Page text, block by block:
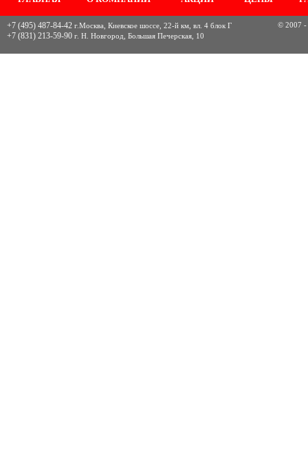
+7 (495) 487-84-42 г.Москва, Киевское шоссе, 22-й км, вл. 4 блок Г
+7 (831) 213-59-90 г. Н. Новгород, Большая Печерская, 10
© 2007